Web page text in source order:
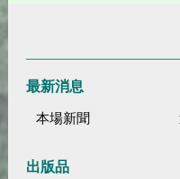
最新消息
本場新聞
出版品